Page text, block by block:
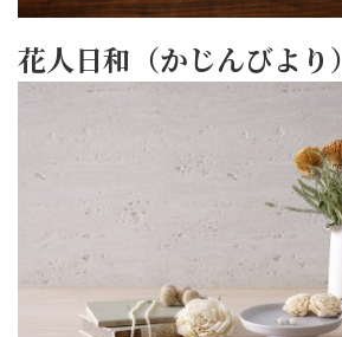
花人日和（かじんびより）